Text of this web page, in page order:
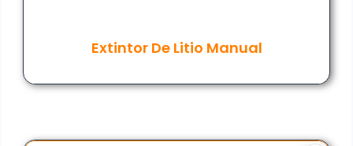
Extintor De Litio Manual